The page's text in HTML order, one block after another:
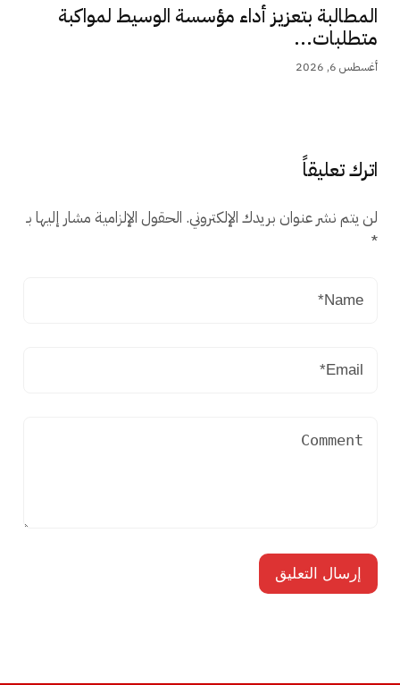
المطالبة بتعزيز أداء مؤسسة الوسيط لمواكبة
متطلبات...
أغسطس 6, 2026
اترك تعليقاً
لن يتم نشر عنوان بريدك الإلكتروني. الحقول الإلزامية مشار إليها بـ
*